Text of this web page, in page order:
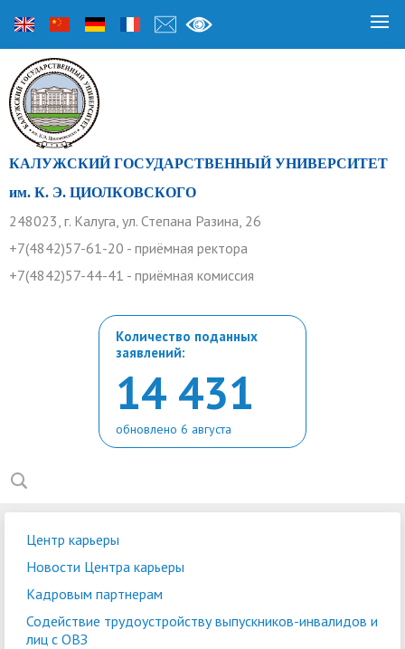
КАЛУЖСКИЙ ГОСУДАРСТВЕННЫЙ УНИВЕРСИТЕТ
им. К. Э. ЦИОЛКОВСКОГО
248023, г. Калуга, ул. Степана Разина, 26
+7(4842)57-61-20 - приёмная ректора
+7(4842)57-44-41 - приёмная комиссия
Количество поданных
заявлений:
14 431
обновлено 6 августа
Центр карьеры
Новости Центра карьеры
Кадровым партнерам
Содействие трудоустройству выпускников-инвалидов и
лиц с ОВЗ